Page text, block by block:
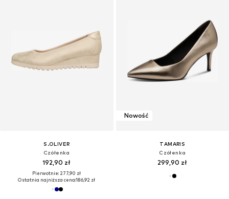
S.OLIVER
Czółenka
192,90 zł
Pierwotnie: 277,90 zł
Ostatnia najniższa cena:186,92 zł
Nowość
TAMARIS
Czółenka
299,90 zł